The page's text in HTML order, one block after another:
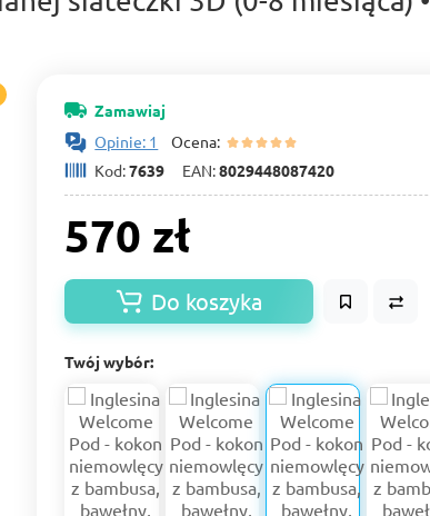
Zamawiaj
Opinie: 1
Ocena:
Kod:7639 EAN:8029448087420
570 zł
Do koszyka
Twój wybór: